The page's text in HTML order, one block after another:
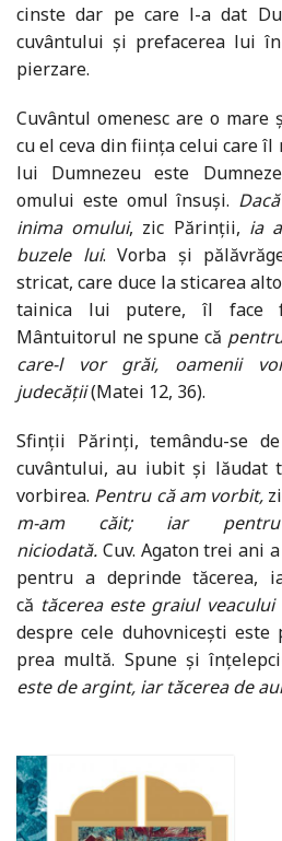
cinste dar pe care l-a dat
cuvântului și prefacerea lui
pierzare.
Cuvântul omenesc are o mare
cu el ceva din ființa celui care îl
lui Dumnezeu este
omului este omul însuși.
inima omului, zic Părinții, ia
buzele lui. Vorba și
stricat, care duce la sticarea
tainica lui putere, îl face
Mântuitorul ne spune că
care-l vor grăi, oamenii
judecății(Matei 12, 36).
Sfinții Părinți, temându-se
cuvântului, au iubit și lăudat
vorbirea. Pentru că am vorbit,
m-am căit; iar
niciodată. Cuv. Agaton trei ani
pentru a deprinde tăcerea,
că tăcerea este graiul veacului
despre cele duhovnicești este
prea multă. Spune și
este de argint, iar tăcerea de